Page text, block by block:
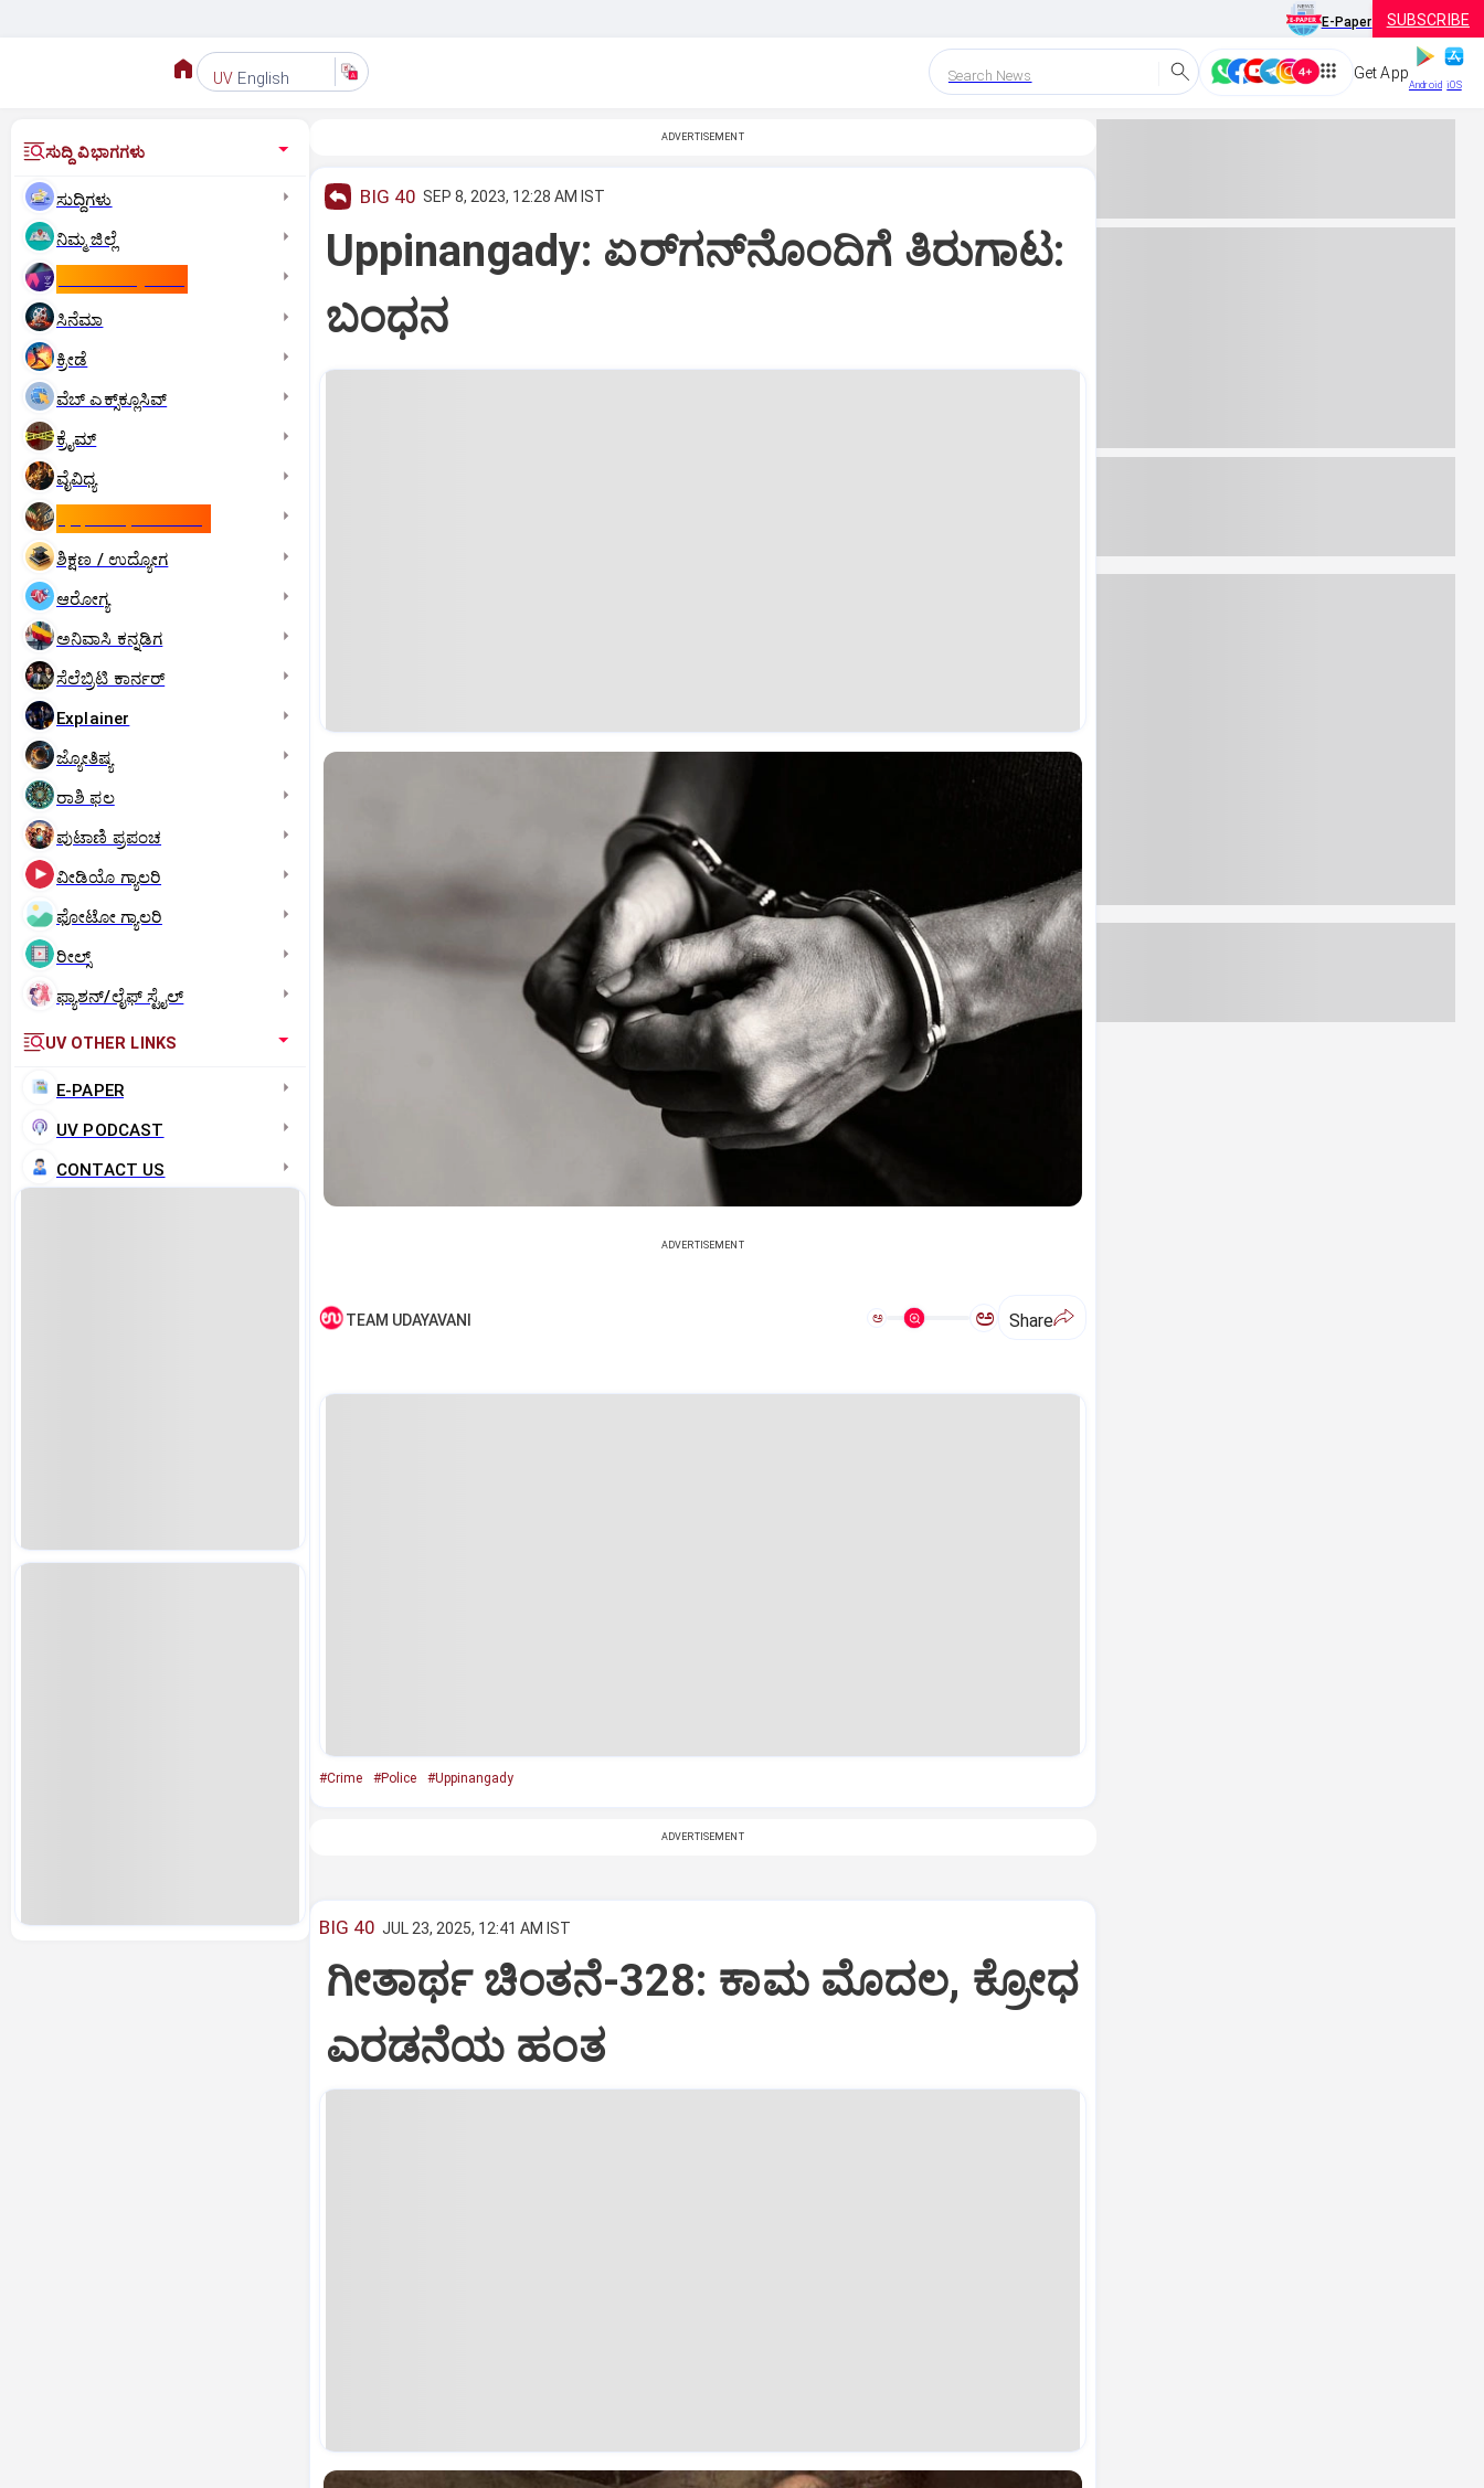
E-Paper SUBSCRIBE
UV English Search News Get App
Android iOS
ಸುದ್ದಿ ವಿಭಾಗಗಳು
ಸುದ್ದಿಗಳು
ನಿಮ್ಮ ಜಿಲ್ಲೆ
ಸಿನೆಮಾ
ಕ್ರೀಡೆ
ವೆಬ್ ಎಕ್ಸ್‌ಕ್ಲೂಸಿವ್
ಕ್ರೈಮ್
ವೈವಿಧ್ಯ
ಶಿಕ್ಷಣ / ಉದ್ಯೋಗ
ಆರೋಗ್ಯ
ಅನಿವಾಸಿ ಕನ್ನಡಿಗ
ಸೆಲೆಬ್ರಿಟಿ ಕಾರ್ನರ್‌
Explainer
ಜ್ಯೋತಿಷ್ಯ
ರಾಶಿ ಫಲ
ಪುಟಾಣಿ ಪ್ರಪಂಚ
ವೀಡಿಯೊ ಗ್ಯಾಲರಿ
ಫೋಟೋ ಗ್ಯಾಲರಿ
ರೀಲ್ಸ್
ಫ್ಯಾಶನ್/ಲೈಫ್‌ ಸ್ಟೈಲ್
UV OTHER LINKS
E-PAPER
UV PODCAST
CONTACT US
ADVERTISEMENT
BIG 40 SEP 8, 2023, 12:28 AM IST
Uppinangady: ಏರ್‌ಗನ್‌ನೊಂದಿಗೆ ತಿರುಗಾಟ:
ಬಂಧನ
ADVERTISEMENT
TEAM UDAYAVANI ಅ ಅ Share
#Crime #Police #Uppinangady
ADVERTISEMENT
BIG 40 JUL 23, 2025, 12:41 AM IST
ಗೀತಾರ್ಥ ಚಿಂತನೆ-328: ಕಾಮ ಮೊದಲ, ಕ್ರೋಧ
ಎರಡನೆಯ ಹಂತ